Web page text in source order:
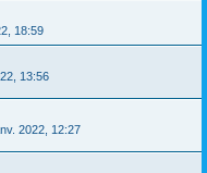
18:59
13:56
2022, 12:27